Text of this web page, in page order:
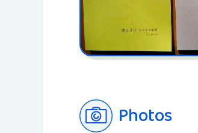
Photos